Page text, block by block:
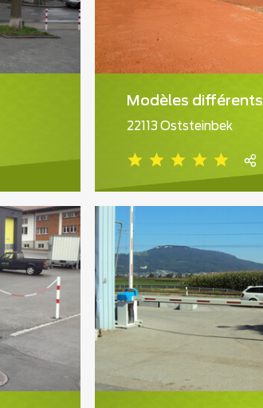
Modèles différents
22113 Oststeinbek